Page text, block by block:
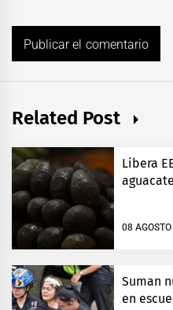
Related Post
Libera
08
Suman
en